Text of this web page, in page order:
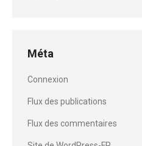
Méta
Connexion
Flux des publications
Flux des commentaires